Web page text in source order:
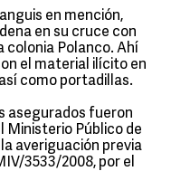
en mención,
en su cruce con
colonia Polanco. Ahí
el material ilícito en
como portadillas.
asegurados fueron
Ministerio Público de
averiguación previa
3533/2008, por el